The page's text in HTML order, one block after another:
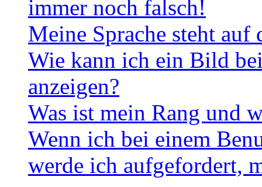
immer noch falsch!
Meine Sprache steht
Wie kann ich ein Bild
anzeigen?
Was ist mein Rang und
Wenn ich bei einem
werde ich aufgefordert,